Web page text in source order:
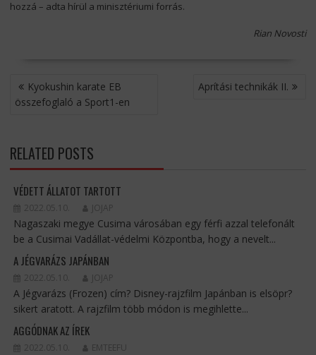
hozzá – adta hírül a minisztériumi forrás.
Rian Novosti
BEJEGYZÉS
NAVIGÁCIÓ
Kyokushin karate EB
összefoglaló a Sport1-en
Aprítási technikák II.
RELATED POSTS
VÉDETT ÁLLATOT TARTOTT
2022.05.10. JOJAP
Nagaszaki megye Cusima városában egy férfi azzal telefonált
be a Cusimai Vadállat-védelmi Központba, hogy a nevelt...
A JÉGVARÁZS JAPÁNBAN
2022.05.10. JOJAP
A Jégvarázs (Frozen) cím? Disney-rajzfilm Japánban is elsöpr?
sikert aratott. A rajzfilm több módon is megihlette...
AGGÓDNAK AZ ÍREK
2022.05.10. EMTEEFU